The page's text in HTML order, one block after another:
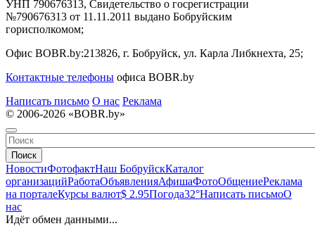
УНП 790676313, Свидетельство о госрегистрации
№790676313 от 11.11.2011 выдано Бобруйским
горисполкомом;
Офис BOBR.by:213826, г. Бобруйск, ул. Карла Либкнехта, 25;
Контактные телефоны офиса BOBR.by
Написать письмо О нас Реклама
© 2006-2026 «BOBR.by»
Поиск
НовостиФотофактНаш БобруйскКаталог
организацийРаботаОбъявленияАфишаФотоОбщениеРеклама
на порталеКурсы валют$ 2.95Погода32°Написать письмоО
нас
Идёт обмен данными...